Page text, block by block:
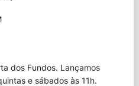
dos Fundos. Lançamos
e sábados às 11h.